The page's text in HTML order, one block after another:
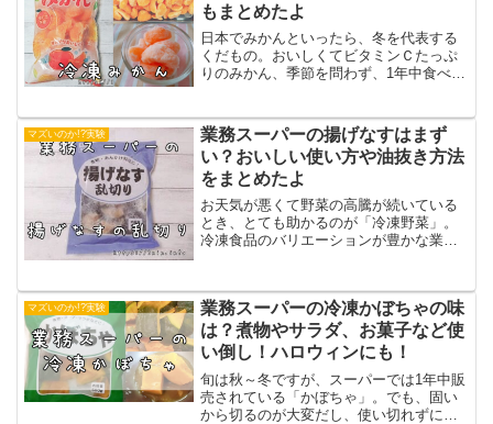
もまとめたよ
日本でみかんといったら、冬を代表する
くだもの。おいしくてビタミンＣたっぷ
りのみかん、季節を問わず、1年中食べる
ーにありました。冷凍フルーツコーナー
にある「冷凍みかん」で...
マズいのか!?実験
業務スーパーの揚げなすはまず
い？おいしい使い方や油抜き方法
をまとめたよ
お天気が悪くて野菜の高騰が続いている
とき、とても助かるのが「冷凍野菜」。
冷凍食品のバリエーションが豊かな業務
でなく、油で調理済みなので、料理する
ときのひと手間も省けそう...
マズいのか!?実験
業務スーパーの冷凍かぼちゃの味
は？煮物やサラダ、お菓子など使
い倒し！ハロウィンにも！
旬は秋～冬ですが、スーパーでは1年中販
売されている「かぼちゃ」。でも、固い
から切るのが大変だし、使い切れずにい